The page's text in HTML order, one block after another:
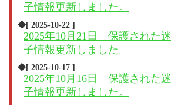
子情報更新しました。
◆[ 2025-10-22 ]
2025年10月21日 保護された迷
子情報更新しました。
◆[ 2025-10-17 ]
2025年10月16日 保護された迷
子情報更新しました。